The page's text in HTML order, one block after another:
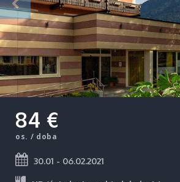
84 €
os. / doba
30.01 - 06.02.2021